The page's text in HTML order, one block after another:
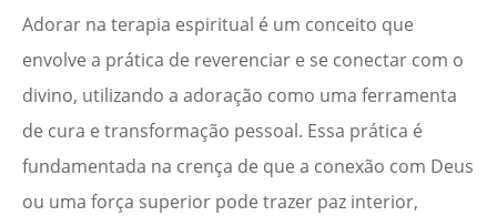
Adorar na terapia espiritual é um conceito que
envolve a prática de reverenciar e se conectar com o
divino, utilizando a adoração como uma ferramenta
de cura e transformação pessoal. Essa prática é
fundamentada na crença de que a conexão com Deus
ou uma força superior pode trazer paz interior,